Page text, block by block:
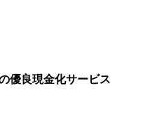
優良現金化サービス